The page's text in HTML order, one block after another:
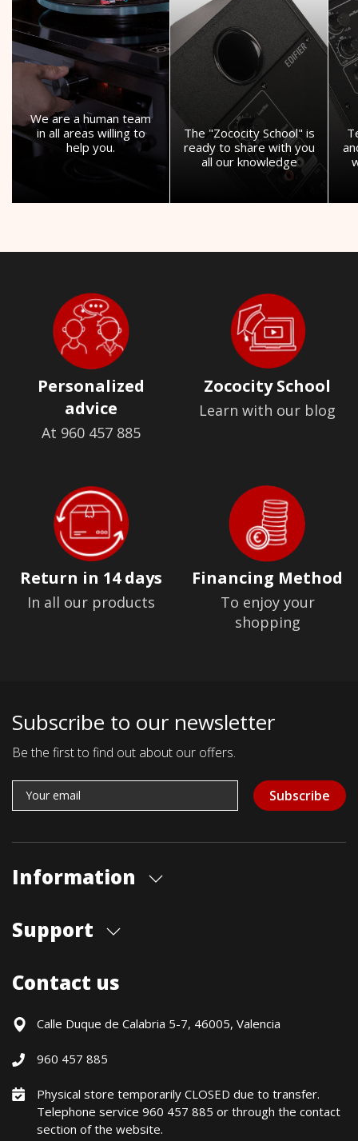
We are a human team
in all areas willing to
help you.
The "Zococity School" is
ready to share with you
all our knowledge
Personalized
advice
At 960 457 885
Zococity School
Learn with our blog
Return in 14 days
In all our products
Financing Method
To enjoy your
shopping
Subscribe to our newsletter
Be the first to find out about our offers.
Subscribe
Information
Our store
Contact Us
Support
Payment Methods
Returns / Warranty
Política precio mínimo garantizado
Financiación CETELEM
Financing Methods
Contact us
Calle Duque de Calabria 5-7, 46005, Valencia
960 457 885
Physical store temporarily CLOSED due to transfer.
Telephone service 960 457 885 or through the contact
section of the website.